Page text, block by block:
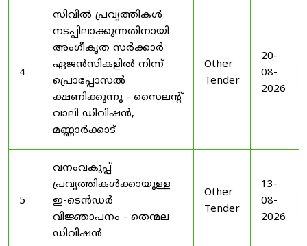
4
സിവിൽ പ്രവൃത്തികൾ
നടപ്പിലാക്കുന്നതിനായി
അംഗീകൃത സർക്കാർ
ഏജൻസികളിൽ നിന്ന്
പ്രൊപ്പോസൽ
ക്ഷണിക്കുന്നു - സൈലന്റ്
വാലി ഡിവിഷൻ,
മണ്ണാർക്കാട്
Other
Tender
20-
08-
2026
5
വനംവകുപ്പ്
പ്രവൃത്തികൾക്കായുള്ള
ഇ-ടെൻഡർ
വിജ്ഞാപനം - തെന്മല
ഡിവിഷൻ
Other
Tender
13-
08-
2026